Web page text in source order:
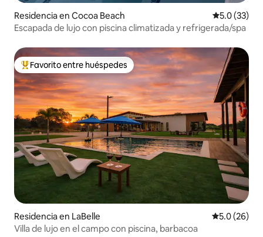
Residencia en Cocoa Beach Calificación
5.0 (33)
Escapada de lujo con piscina climatizada y refrigerada/spa
De los mejores en Favorito entre huéspedes
Favorito entre huéspedes
Residencia en LaBelle Calificación
5.0 (26)
Villa de lujo en el campo con piscina, barbacoa